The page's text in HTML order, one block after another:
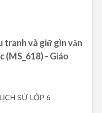
tranh và giữ gìn văn
(MS_618) - Giáo
SỬ LỚP 6